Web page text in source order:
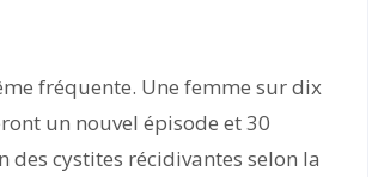
fréquente. Une femme sur dix
un nouvel épisode et 30
des cystites récidivantes selon la